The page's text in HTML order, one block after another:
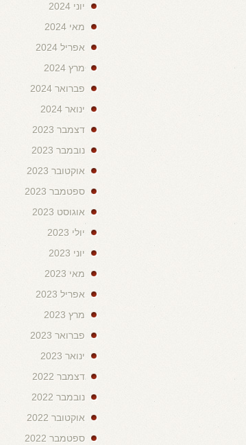
יוני 2024
מאי 2024
אפריל 2024
מרץ 2024
פברואר 2024
ינואר 2024
דצמבר 2023
נובמבר 2023
אוקטובר 2023
ספטמבר 2023
אוגוסט 2023
יולי 2023
יוני 2023
מאי 2023
אפריל 2023
מרץ 2023
פברואר 2023
ינואר 2023
דצמבר 2022
נובמבר 2022
אוקטובר 2022
ספטמבר 2022